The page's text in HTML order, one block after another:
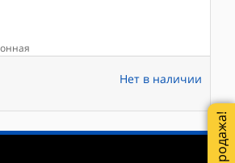
Нет в наличии